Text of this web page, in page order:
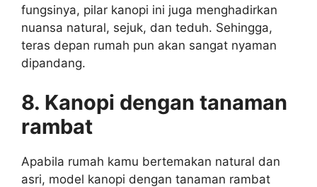
fungsinya, pilar kanopi ini juga menghadirkan
nuansa natural, sejuk, dan teduh. Sehingga,
teras depan rumah pun akan sangat nyaman
dipandang.
8. Kanopi dengan tanaman
rambat
Apabila rumah kamu bertemakan natural dan
asri, model kanopi dengan tanaman rambat